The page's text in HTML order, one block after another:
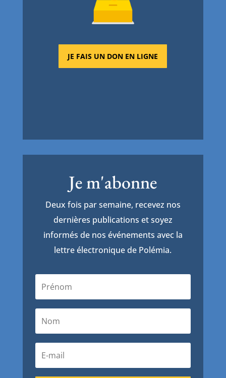
JE FAIS UN DON EN LIGNE
Je m'abonne
Deux fois par semaine, recevez nos
dernières publications et soyez
informés de nos événements avec la
lettre électronique de Polémia.